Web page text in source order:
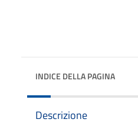
INDICE DELLA PAGINA
Descrizione